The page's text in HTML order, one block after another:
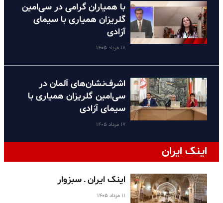
با همیاران گرامی در سی‌امین
گلریزان همیاری با سیمای
آزادی
۱۸ مرداد ۱۴۰۵
اشرف‌نشان‌های آلمان در
سی‌امین گلریزان همیاری با
سیمای آزادی
۱۷ مرداد ۱۴۰۵
اینک ایران
اینک ایران ـ سبزوار
۱۱ مرداد ۱۴۰۵